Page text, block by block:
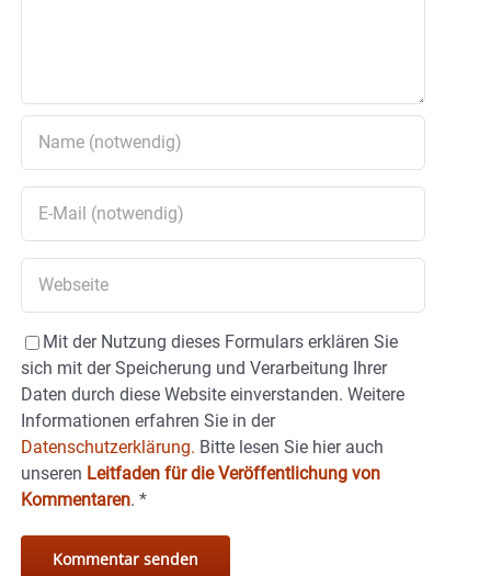
Mit der Nutzung dieses Formulars erklären Sie
sich mit der Speicherung und Verarbeitung Ihrer
Daten durch diese Website einverstanden. Weitere
Informationen erfahren Sie in der
Datenschutzerklärung. Bitte lesen Sie hier auch
unseren Leitfaden für die Veröffentlichung von
Kommentaren. *